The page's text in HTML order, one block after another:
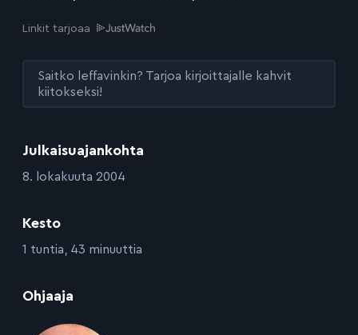
Julkaisuajankohta
:8. lokakuuta 2004
Kesto
:1 tuntia, 43 minuuttia
Ohjaaja
Linkit tarjoaa
Saitko leffavinkin? Tarjoa kirjoittajalle kahvit
kiitokseksi!